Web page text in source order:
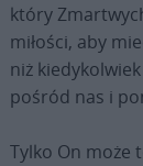
który
miłości, aby
niż
pośród nas i
Tylko On może